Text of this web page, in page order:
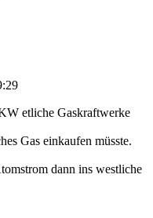
etliche Gaskraftwerke
Gas einkaufen müsste.
dann ins westliche